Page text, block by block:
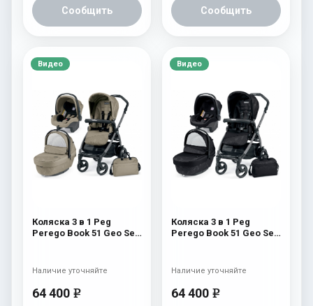
Сообщить Сообщить
Видео
Коляска 3 в 1 Peg
Perego Book 51 Geo Set
64 400 e
Наличие уточняйте
Видео
Коляска 3 в 1 Peg
Perego Book 51 Geo Set
64 400 e
Наличие уточняйте